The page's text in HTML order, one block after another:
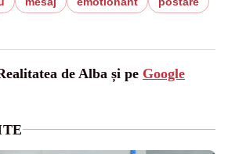
de Alba și pe Google